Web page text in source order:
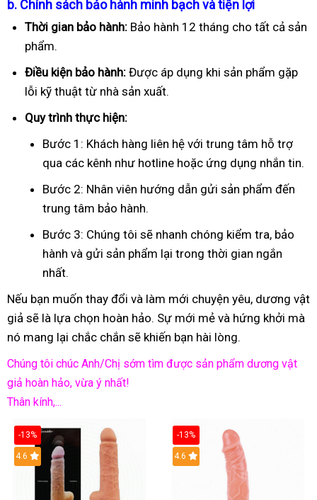
b. Chính sách bảo hành minh bạch và tiện lợi
Thời gian bảo hành: Bảo hành 12 tháng cho tất cả sản
phẩm.
Điều kiện bảo hành: Được áp dụng khi sản phẩm gặp
lỗi kỹ thuật từ nhà sản xuất.
Quy trình thực hiện:
Bước 1: Khách hàng liên hệ với trung tâm hỗ trợ
qua các kênh như hotline hoặc ứng dụng nhắn tin.
Bước 2: Nhân viên hướng dẫn gửi sản phẩm đến
trung tâm bảo hành.
Bước 3: Chúng tôi sẽ nhanh chóng kiểm tra, bảo
hành và gửi sản phẩm lại trong thời gian ngắn
nhất.
Nếu bạn muốn thay đổi và làm mới chuyện yêu, dương vật
giả sẽ là lựa chọn hoàn hảo. Sự mới mẻ và hứng khởi mà
nó mang lại chắc chắn sẽ khiến bạn hài lòng.
Chúng tôi chúc Anh/Chị sớm tìm được sản phẩm dương vật
giả hoàn hảo, vừa ý nhất!
Thân kính,...
-13%
Hot
4.6
-13%
Hot
4.6